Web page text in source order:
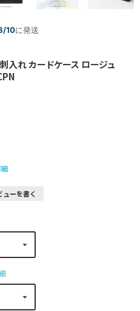
10に発送
入れ カードケース ロージュ
ューを書く